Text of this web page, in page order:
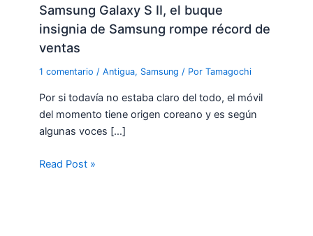
Samsung Galaxy S II, el buque
insignia de Samsung rompe récord de
ventas
1 comentario /Antigua, Samsung / PorTamagochi
Por si todavía no estaba claro del todo, el móvil
del momento tiene origen coreano y es según
algunas voces […]
Read Post »